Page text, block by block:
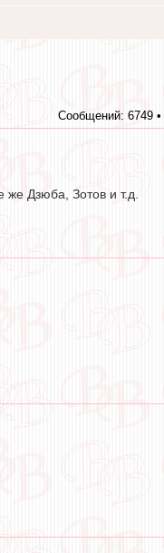
Сообщений: 6749 •
же Дзюба, Зотов и т.д.